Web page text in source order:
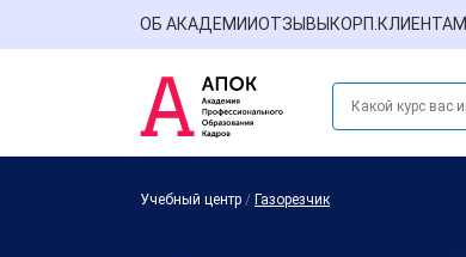
ОБ АКАДЕМИИОТЗЫВЫ КОРП.КЛИЕНТАМ
Учебный центр / Газорезчик